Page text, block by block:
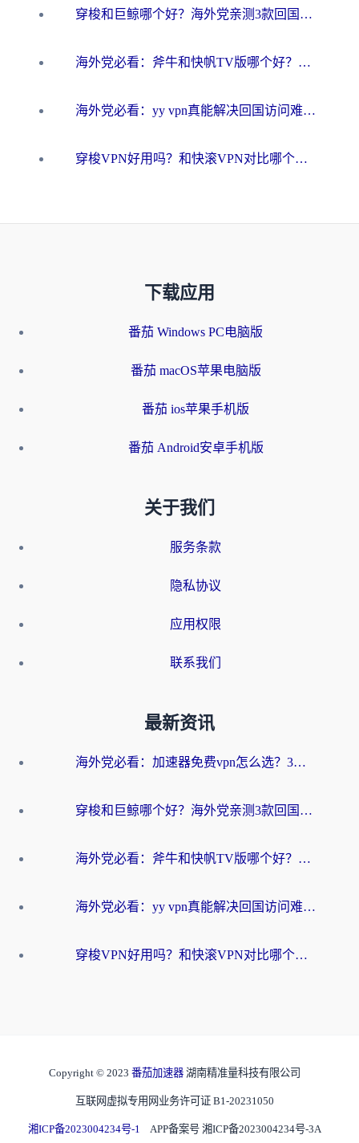
穿梭和巨鲸哪个好？海外党亲测3款回国加速器，教你避开90%的坑
海外党必看：斧牛和快帆TV版哪个好？3分钟选对回国加速器，无缝刷B站、追热剧
海外党必看：yy vpn真能解决回国访问难题？附云极initap测评+免费方案对比
穿梭VPN好用吗？和快滚VPN对比哪个回国效果更好？海外党选回国加速器必看指南
下载应用
番茄 Windows PC电脑版
番茄 macOS苹果电脑版
番茄 ios苹果手机版
番茄 Android安卓手机版
关于我们
服务条款
隐私协议
应用权限
联系我们
最新资讯
海外党必看：加速器免费vpn怎么选？3步教你无缝访问国内资源
穿梭和巨鲸哪个好？海外党亲测3款回国加速器，教你避开90%的坑
海外党必看：斧牛和快帆TV版哪个好？3分钟选对回国加速器，无缝刷B站、追热剧
海外党必看：yy vpn真能解决回国访问难题？附云极initap测评+免费方案对比
穿梭VPN好用吗？和快滚VPN对比哪个回国效果更好？海外党选回国加速器必看指南
Copyright © 2023 番茄加速器 湖南精准量科技有限公司
互联网虚拟专用网业务许可证 B1-20231050
湘ICP备2023004234号-1 APP备案号 湘ICP备2023004234号-3A